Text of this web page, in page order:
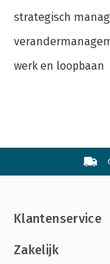
strategisch
werk en loopbaan
Klantenservice
Zakelijk